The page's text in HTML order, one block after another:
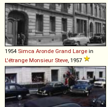
1954 Simca Aronde Grand Large in
L'étrange Monsieur Steve , 1957